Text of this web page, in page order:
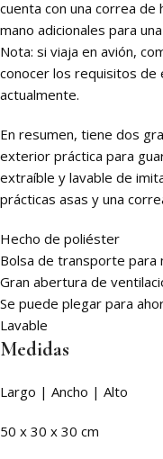
cuenta con una correa
mano adicionales para
Nota: si viaja en avión,
conocer los requisitos de
actualmente.
En resumen, tiene dos
exterior práctica para
extraíble y lavable de
prácticas asas y una
Hecho de poliéster
Bolsa de transporte para
Gran abertura de
Se puede plegar para
Lavable
Medidas
Largo | Ancho | Alto
50 x 30 x 30 cm